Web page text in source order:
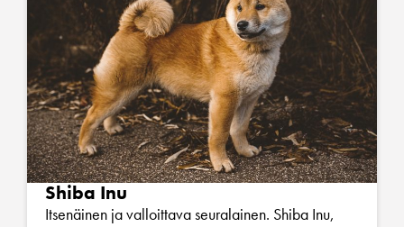
Shiba Inu
Itsenäinen ja valloittava seuralainen. Shiba Inu,